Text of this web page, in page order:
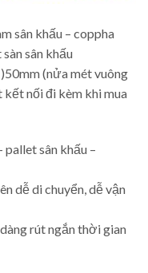
sân khấu – coppha
sân khấu
(nửa mét vuông
kết nối đi kèm khi mua
pallet sân khấu –
dễ di chuyển, dễ vận
rút ngắn thời gian